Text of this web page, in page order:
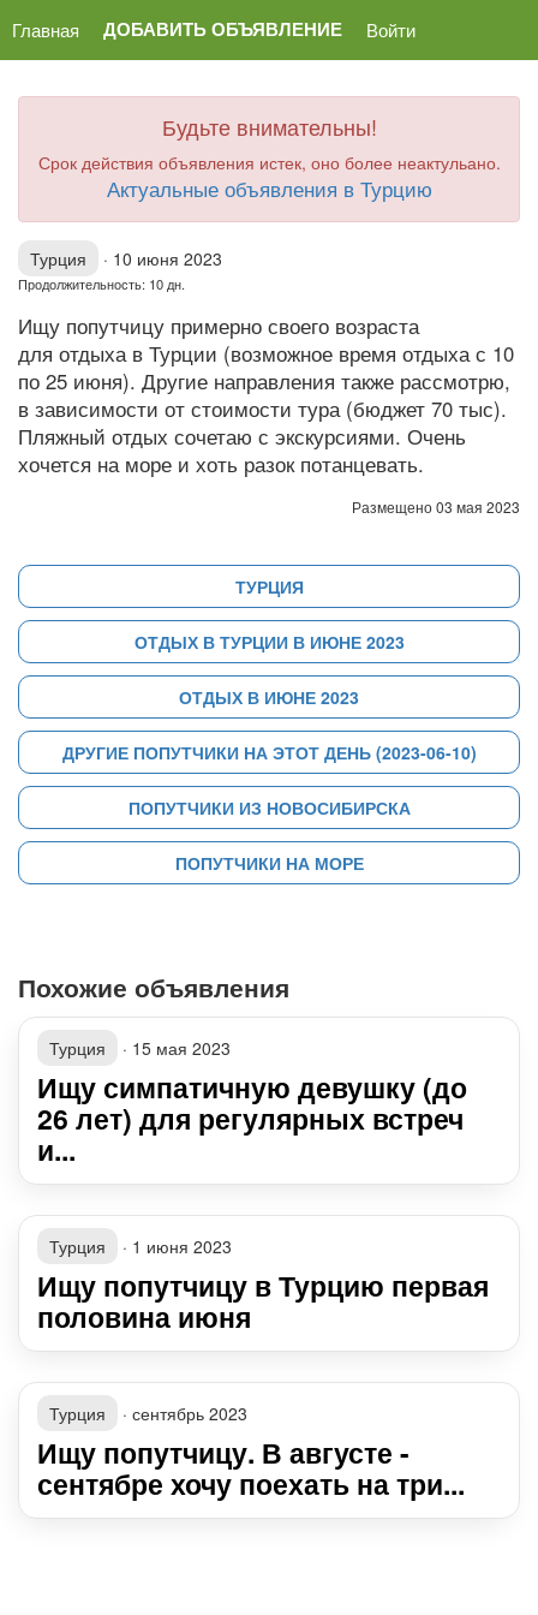
Главная ДОБАВИТЬ ОБЪЯВЛЕНИЕ Войти
Будьте внимательны!
Срок действия объявления истек, оно более неактульано.
Актуальные объявления в Турцию
Турция · 10 июня 2023
Продолжительность: 10 дн.
Ищу попутчицу примерно своего возраста
для отдыха в Турции (возможное время отдыха с 10
по 25 июня). Другие направления также рассмотрю,
в зависимости от стоимости тура (бюджет 70 тыс).
Пляжный отдых сочетаю с экскурсиями. Очень
хочется на море и хоть разок потанцевать.
Размещено 03 мая 2023
ТУРЦИЯ
ОТДЫХ В ТУРЦИИ В ИЮНЕ 2023
ОТДЫХ В ИЮНЕ 2023
ДРУГИЕ ПОПУТЧИКИ НА ЭТОТ ДЕНЬ (2023-06-10)
ПОПУТЧИКИ ИЗ НОВОСИБИРСКА
ПОПУТЧИКИ НА МОРЕ
Похожие объявления
Турция · 15 мая 2023
Ищу симпатичную девушку (до
26 лет) для регулярных встреч
и...
Турция · 1 июня 2023
Ищу попутчицу в Турцию первая
половина июня
Турция · сентябрь 2023
Ищу попутчицу. В августе -
сентябре хочу поехать на три...